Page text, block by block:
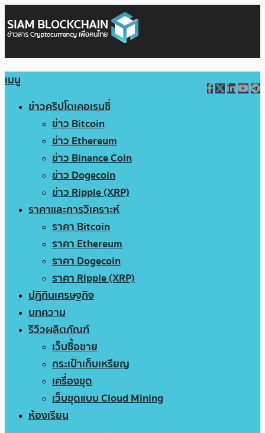
เมนู
ข่าวคริปโตเคอเรนซี่
ข่าว Bitcoin
ข่าว Ethereum
ข่าว Binance Coin
ข่าว Dogecoin
ข่าว Ripple (XRP)
ราคาและการวิเคราะห์
ราคา Bitcoin
ราคา Ethereum
ราคา Dogecoin
ราคา Ripple (XRP)
ปฏิทินเศรษฐกิจ
บทความ
รีวิวผลิตภัณฑ์
เว็บซื้อขาย
กระเป๋าเก็บเหรียญ
เครื่องขุด
เว็บขุดแบบ Cloud Mining
ห้องเรียน